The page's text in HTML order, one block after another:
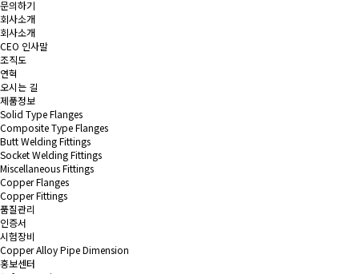
문의하기
회사소개
회사소개
CEO 인사말
조직도
연혁
오시는 길
제품정보
Solid Type Flanges
Composite Type Flanges
Butt Welding Fittings
Socket Welding Fittings
Miscellaneous Fittings
Copper Flanges
Copper Fittings
품질관리
인증서
시험장비
Copper Alloy Pipe Dimension
홍보센터